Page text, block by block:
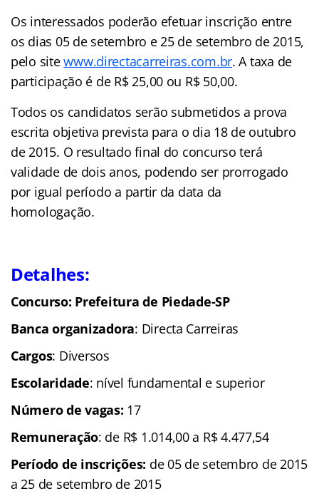
Os interessados poderão efetuar inscrição entre
os dias 05 de setembro e 25 de setembro de 2015,
pelo sitewww.directacarreiras.com.br. A taxa de
participação é de R$ 25,00 ou R$ 50,00.
Todos os candidatos serão submetidos a prova
escrita objetiva prevista para o dia 18 de outubro
de 2015. O resultado final do concurso terá
validade de dois anos, podendo ser prorrogado
por igual período a partir da data da
homologação.
Detalhes:
Concurso: Prefeitura de Piedade-SP
Banca organizadora: Directa Carreiras
Cargos: Diversos
Escolaridade: nível fundamental e superior
Número de vagas: 17
Remuneração: de R$ 1.014,00 a R$ 4.477,54
Período de inscrições: de 05 de setembro de 2015
a 25 de setembro de 2015